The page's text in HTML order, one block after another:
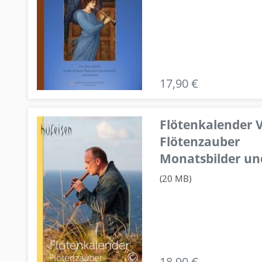
17,90 €
Flötenkalender
Flötenzauber
Monatsbilder
(20 MB)